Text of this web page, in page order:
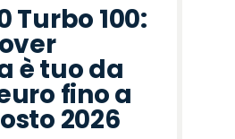
Turbo 100:
è tuo da
fino a
2026